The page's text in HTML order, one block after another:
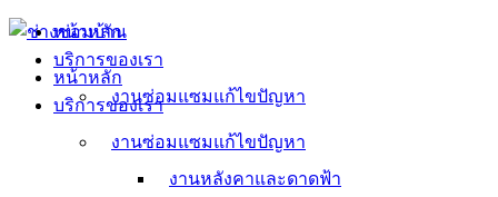
Skip
content
หน้าหลัก
บริการของเรา
งานซ่อมแซมแก้ไขปัญหา
งานหลังคาและดาดฟ้า
หน้าหลัก
บริการของเรา
งานซ่อมแซมแก้ไขปัญหา
งานหลังคาและดาดฟ้า
งานฝ้าและเพดาน